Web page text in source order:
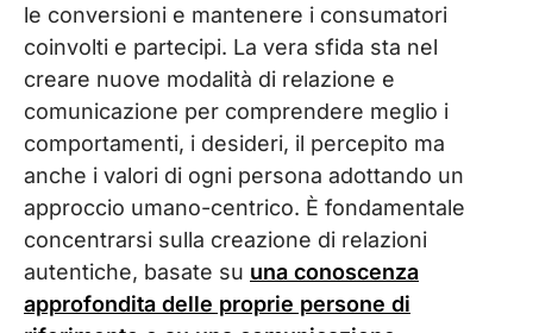
le conversioni e mantenere i consumatori
coinvolti e partecipi. La vera sfida sta nel
creare nuove modalità di relazione e
comunicazione per comprendere meglio i
comportamenti, i desideri, il percepito ma
anche i valori di ogni persona adottando un
approccio umano-centrico. È fondamentale
concentrarsi sulla creazione di relazioni
autentiche, basate su una conoscenza
approfondita delle proprie persone di